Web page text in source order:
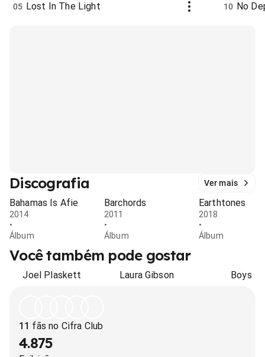
05 Lost In The Light 10 No
Discografia Ver mais
Bahamas Is Afie
2014
•
Álbum
Barchords
2011
•
Álbum
Earthtones
2018
•
Álbum
Você também pode gostar
Joel Plaskett Laura Gibson Boys
11 fãs no Cifra Club
4.875